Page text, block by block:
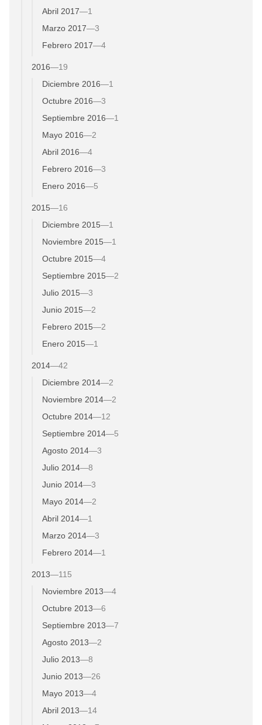
Abril 2017—1
Marzo 2017—3
Febrero 2017—4
2016—19
Diciembre 2016—1
Octubre 2016—3
Septiembre 2016—1
Mayo 2016—2
Abril 2016—4
Febrero 2016—3
Enero 2016—5
2015—16
Diciembre 2015—1
Noviembre 2015—1
Octubre 2015—4
Septiembre 2015—2
Julio 2015—3
Junio 2015—2
Febrero 2015—2
Enero 2015—1
2014—42
Diciembre 2014—2
Noviembre 2014—2
Octubre 2014—12
Septiembre 2014—5
Agosto 2014—3
Julio 2014—8
Junio 2014—3
Mayo 2014—2
Abril 2014—1
Marzo 2014—3
Febrero 2014—1
2013—115
Noviembre 2013—4
Octubre 2013—6
Septiembre 2013—7
Agosto 2013—2
Julio 2013—8
Junio 2013—26
Mayo 2013—4
Abril 2013—14